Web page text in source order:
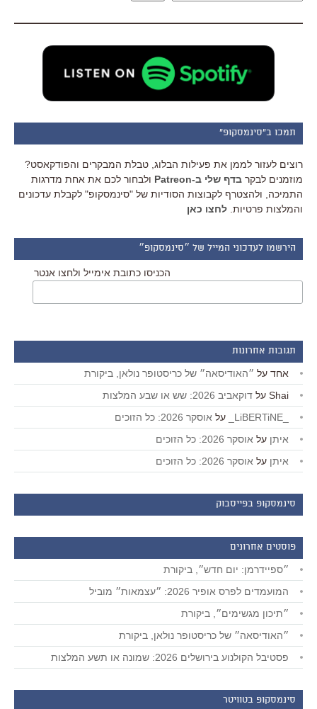
תמכו ב"סינמסקופ"
רוצים לעזור לממן את פעילות הבלוג, טבלת המבקרים והפודקאסט?
מוזמנים לבקר בדף שלי ב-Patreon
ולבחור לכם את אחת מדרגות
התמיכה, ולהצטרף לקבוצות הסודיות של "סינמסקופ" לקבלת עדכונים
והמלצות פרטיות. לחצו כאן
הירשמו לעדכוני המייל של ״סינמסקופ״
הכניסו כתובת אימייל ולחצו אנטר
תגובות אחרונות
אחד על ״האודיסאה״ של כריסטופר נולאן, ביקורת
Shai על דוקאביב 2026: שש או שבע המלצות
על אוסקר 2026: כל הזוכים
איתן על אוסקר 2026: כל הזוכים
איתן על אוסקר 2026: כל הזוכים
סינמסקופ בפייסבוק
פוסטים אחרונים
״ספיידרמן: יום חדש״, ביקורת
המועמדים לפרס אופיר 2026: ״עצמאות״ מוביל
״תיכון מגשימים״, ביקורת
״האודיסאה״ של כריסטופר נולאן, ביקורת
פסטיבל הקולנוע בירושלים 2026: שמונה או תשע המלצות
סינמסקופ בטוויטר